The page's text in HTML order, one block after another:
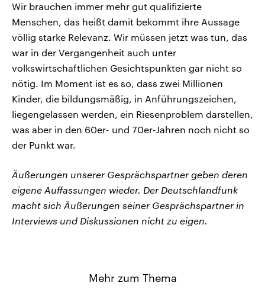
Wir brauchen immer mehr gut qualifizierte
Menschen, das heißt damit bekommt ihre Aussage
völlig starke Relevanz. Wir müssen jetzt was tun, das
war in der Vergangenheit auch unter
volkswirtschaftlichen Gesichtspunkten gar nicht so
nötig. Im Moment ist es so, dass zwei Millionen
Kinder, die bildungsmäßig, in Anführungszeichen,
liegengelassen werden, ein Riesenproblem darstellen,
was aber in den 60er- und 70er-Jahren noch nicht so
der Punkt war.
Äußerungen unserer Gesprächspartner geben deren
eigene Auffassungen wieder. Der Deutschlandfunk
macht sich Äußerungen seiner Gesprächspartner in
Interviews und Diskussionen nicht zu eigen.
Mehr zum Thema